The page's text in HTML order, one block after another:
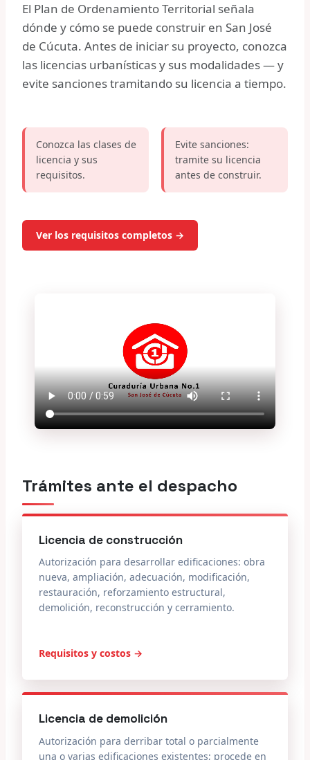
El Plan de Ordenamiento Territorial señala
dónde y cómo se puede construir en San José
de Cúcuta. Antes de iniciar su proyecto, conozca
las licencias urbanísticas y sus modalidades — y
evite sanciones tramitando su licencia a tiempo.
Conozca las clases de
licencia y sus
requisitos.
Evite sanciones:
tramite su licencia
antes de construir.
Ver los requisitos completos →
Trámites ante el despacho
Licencia de construcción
Autorización para desarrollar edificaciones: obra
nueva, ampliación, adecuación, modificación,
restauración, reforzamiento estructural,
demolición, reconstrucción y cerramiento.
Requisitos y costos →
Licencia de demolición
Autorización para derribar total o parcialmente
una o varias edificaciones existentes; procede en